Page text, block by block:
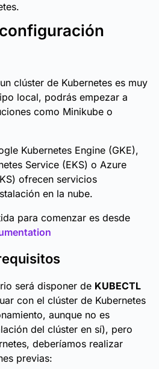
clúster de Kubernetes es muy
local, podrás empezar a
como Minikube o
Kubernetes Engine (GKE),
Service (EKS) o Azure
ofrecen servicios
en la nube.
para comenzar es desde
será disponer de KUBECTL
con el clúster de Kubernetes
aunque no es
del clúster en sí), pero
deberíamos realizar
previas: